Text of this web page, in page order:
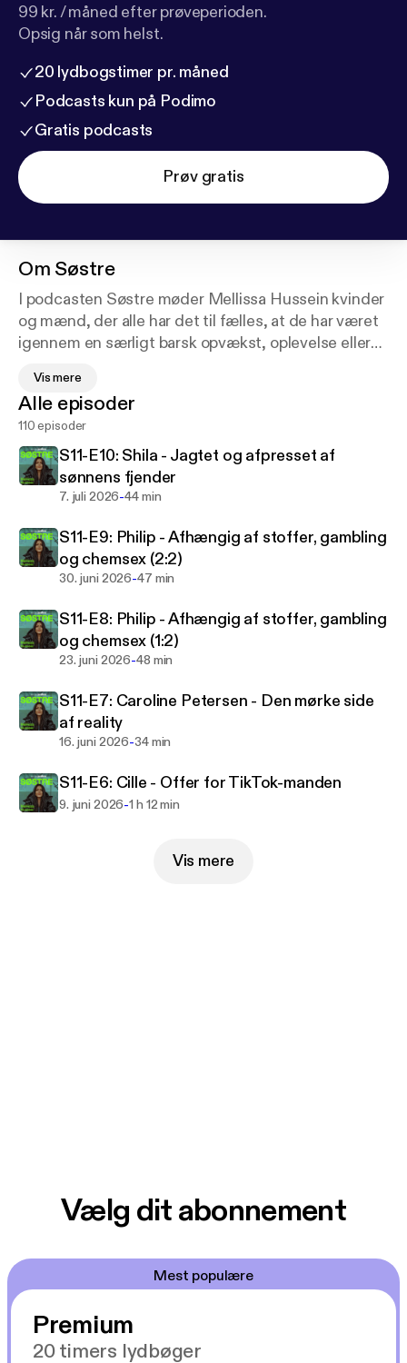
99 kr. / måned efter prøveperioden.
Opsig når som helst.
20 lydbogstimer pr. måned
Podcasts kun på Podimo
Gratis podcasts
Prøv gratis
Om Søstre
I podcasten Søstre møder Mellissa Hussein kvinder
og mænd, der alle har det til fælles, at de har været
igennem en særligt barsk opvækst, oplevelse eller
for at klare sig igennem.
Mellissa Hussein er selv vokset op i en kurdisk
flygtningefamilie præget af vold, svigt og misbrug
og hun er søster til det tidligere bandemedlem Ari
Hussein, som blev dræbt i Valbyparken i 2018.
om modige kvinder og mænd, der har gået igennem
mere end de fleste.
Velkommen til Søstre!
Følg SØSTRE her i appen og lyt til nye episoder
hver tirsdag.
Vært: Mellissa Hussein
Producer: Nanna Nielsen
Musik: Peter Sejersbøl
Vis mere
Alle episoder
110 episoder
S11-E10: Shila - Jagtet og afpresset af
sønnens fjender
7. juli 2026-44 min
S11-E9: Philip - Afhængig af stoffer, gambling
og chemsex (2:2)
30. juni 2026-47 min
S11-E8: Philip - Afhængig af stoffer, gambling
og chemsex (1:2)
23. juni 2026-48 min
S11-E7: Caroline Petersen - Den mørke side
af reality
16. juni 2026-34 min
S11-E6: Cille - Offer for TikTok-manden
9. juni 2026-1 h 12 min
Vis mere
Vælg dit abonnement
Mest populære
Premium
20 timers lydbøger